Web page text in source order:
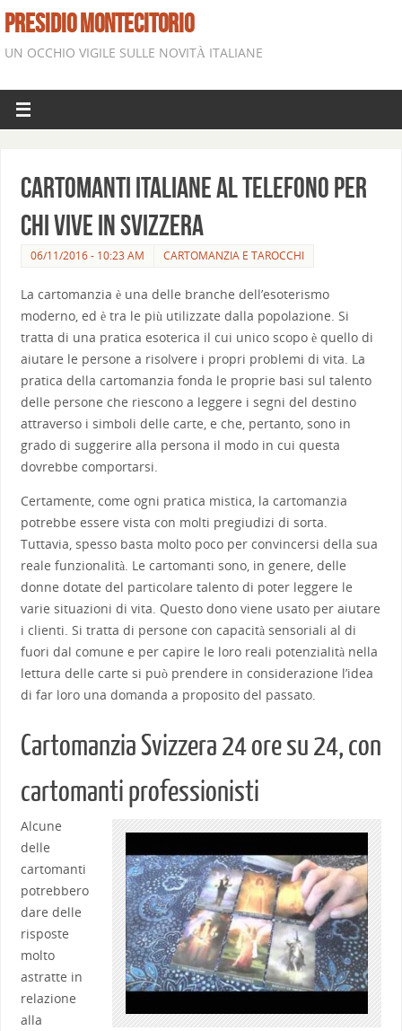
PRESIDIO MONTECITORIO
UN OCCHIO VIGILE SULLE NOVITÀ ITALIANE
Cartomanti italiane al telefono per
chi vive in Svizzera
06/11/2016 - 10:23 AM CARTOMANZIA E TAROCCHI
La cartomanzia è una delle branche dell’esoterismo
moderno, ed è tra le più utilizzate dalla popolazione. Si
tratta di una pratica esoterica il cui unico scopo è quello di
aiutare le persone a risolvere i propri problemi di vita. La
pratica della cartomanzia fonda le proprie basi sul talento
delle persone che riescono a leggere i segni del destino
attraverso i simboli delle carte, e che, pertanto, sono in
grado di suggerire alla persona il modo in cui questa
dovrebbe comportarsi.
Certamente, come ogni pratica mistica, la cartomanzia
potrebbe essere vista con molti pregiudizi di sorta.
Tuttavia, spesso basta molto poco per convincersi della sua
reale funzionalità. Le cartomanti sono, in genere, delle
donne dotate del particolare talento di poter leggere le
varie situazioni di vita. Questo dono viene usato per aiutare
i clienti. Si tratta di persone con capacità sensoriali al di
fuori dal comune e per capire le loro reali potenzialità nella
lettura delle carte si può prendere in considerazione l’idea
di far loro una domanda a proposito del passato.
Cartomanzia Svizzera 24 ore su 24, con
cartomanti professionisti
Alcune
delle
cartomanti
potrebbero
dare delle
risposte
molto
astratte in
relazione
alla